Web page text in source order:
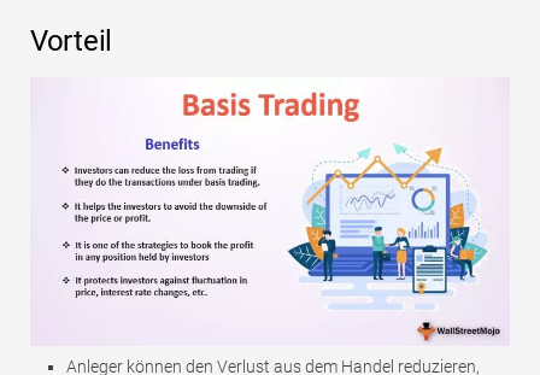
Vorteil
Anleger können den Verlust aus dem Handel reduzieren,